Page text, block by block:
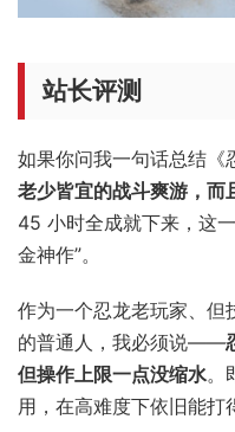
站长评测
如果你问我一句话总结《
老少皆宜的战斗爽游，而
45 小时全成就下来，这
金神作”。
作为一个忍龙老玩家、但
的普通人，我必须说——
但操作上限一点没缩水。
用，在高难度下依旧能打